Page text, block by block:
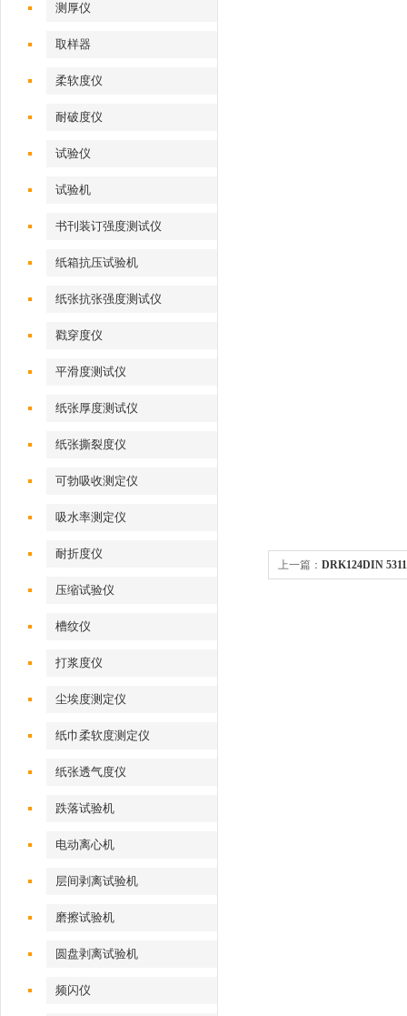
测厚仪
取样器
柔软度仪
耐破度仪
试验仪
试验机
书刊装订强度测试仪
纸箱抗压试验机
纸张抗张强度测试仪
戳穿度仪
平滑度测试仪
纸张厚度测试仪
纸张撕裂度仪
可勃吸收测定仪
吸水率测定仪
耐折度仪
压缩试验仪
槽纹仪
打浆度仪
尘埃度测定仪
纸巾柔软度测定仪
纸张透气度仪
跌落试验机
电动离心机
层间剥离试验机
磨擦试验机
圆盘剥离试验机
频闪仪
上一篇： DRK124DIN